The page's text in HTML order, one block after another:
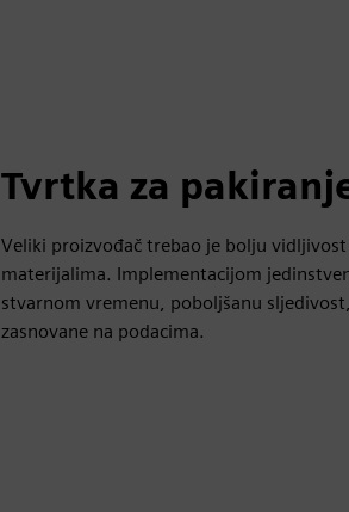
Tvrtka za
Veliki proizvođač trebao je bolju
materijalima. Implementacijom
stvarnom vremenu, poboljšanu
zasnovane na podacima.